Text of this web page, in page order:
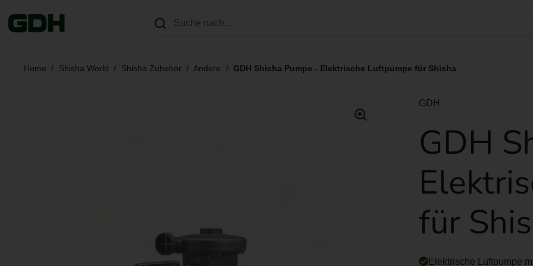
Home / Shisha World / Shisha Zubehör / Andere / GDH Shisha Pumpe - Elektrische Luftpumpe für Shisha
GDH
GDH
für
Elektrische Luftpumpe